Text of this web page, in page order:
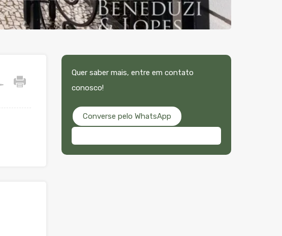
Quer saber mais, entre em contato
conosco!
Converse pelo WhatsApp